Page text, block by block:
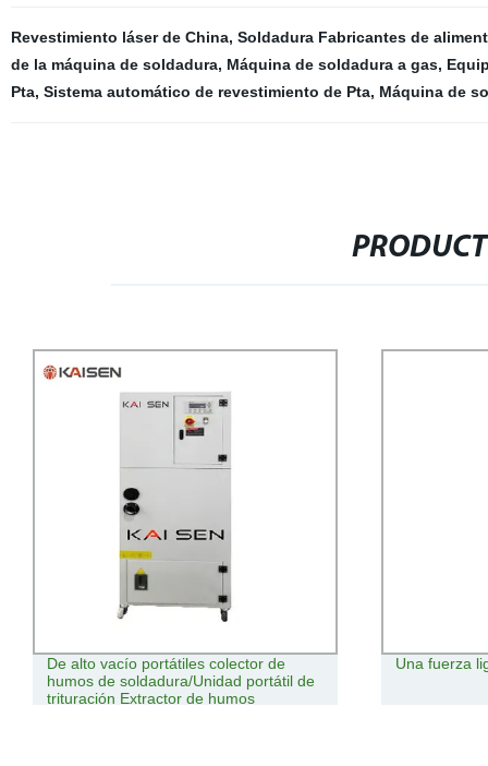
Revestimiento láser de China, Soldadura Fabricantes de
de la máquina de soldadura, Máquina de soldadura a gas,
Pta, Sistema automático de revestimiento de Pta, Máquina de
De alto vacío portátiles colector de
humos de soldadura/Unidad portátil de
trituración Extractor de humos
Una fuerza